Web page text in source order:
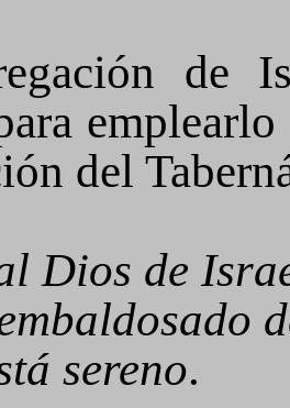
de
del
Dios de
sereno.